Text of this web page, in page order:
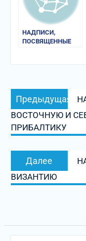
НАДПИСИ,
ПОСВЯЩЕННЫЕ
Навигация
по
записям
Предыдущая
ВОСТОЧНУЮ И
ПРИБАЛТИКУ
Далее
ВИЗАНТИЮ